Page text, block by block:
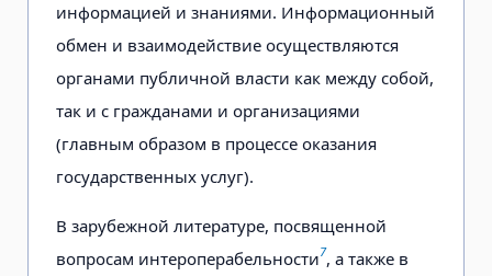
информацией и знаниями. Информационный
обмен и взаимодействие осуществляются
органами публичной власти как между собой,
так и с гражданами и организациями
(главным образом в процессе оказания
государственных услуг).
В зарубежной литературе, посвященной
вопросам интероперабельности7, а также в